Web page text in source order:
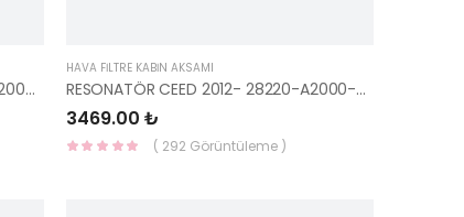
REZENATÖR ELANTRA 2016- 28220-F2000-MOBIS
HAVA FİLTRE KABİN AKSAMI
RESONATÖR CEED 2012- 28220-A2000-HMC
3469.00 ₺
( 292 Görüntüleme )